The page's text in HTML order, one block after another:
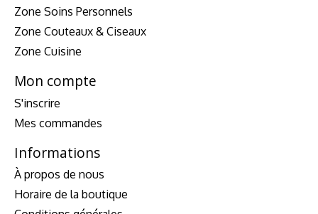
Zone Soins Personnels
Zone Couteaux & Ciseaux
Zone Cuisine
Mon compte
S'inscrire
Mes commandes
Informations
À propos de nous
Horaire de la boutique